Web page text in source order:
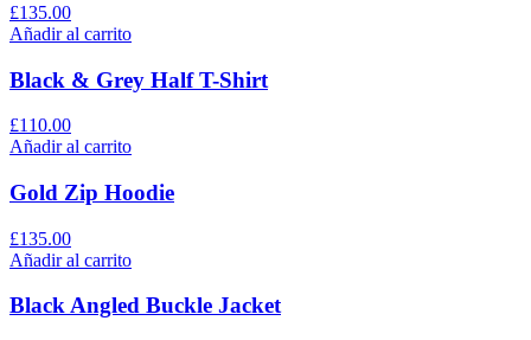
£135.00
Añadir al carrito
Black & Grey Half T-Shirt
£110.00
Añadir al carrito
Gold Zip Hoodie
£135.00
Añadir al carrito
Black Angled Buckle Jacket